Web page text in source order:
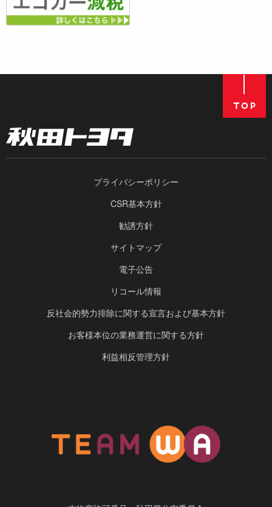
プライバシーポリシー
CSR基本方針
勧誘方針
サイトマップ
電子公告
リコール情報
反社会的勢力排除に関する宣言および基本方針
お客様本位の業務運営に関する方針
利益相反管理方針